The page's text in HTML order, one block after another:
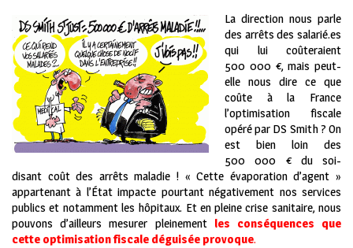
La direction nous parle
des arrêts des salarié.es
qui lui coûteraient
500 000 €, mais peut-
elle nous dire ce que
coûte à la France
l’optimisation fiscale
opéré par DS Smith ? On
est bien loin des
500 000 € du soi-
disant coût des arrêts maladie ! « Cette évaporation d’agent »
appartenant à l’État impacte pourtant négativement nos services
publics et notamment les hôpitaux. Et en pleine crise sanitaire, nous
pouvons d’ailleurs mesurer pleinement les conséquences que
cette optimisation fiscale déguisée provoque.